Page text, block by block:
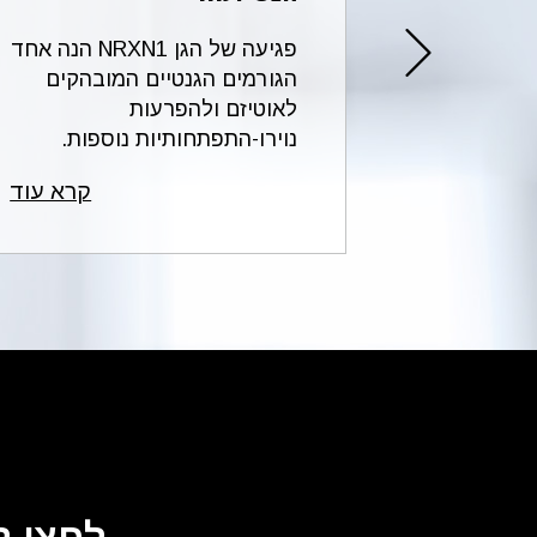
חוסר
על
בחילות
דימומים
וחולשה
פגיעה של הגן NRXN1 הנה אחד
הגורמים הגנטיים המובהקים
לאוטיזם ולהפרעות
נוירו-התפתחותיות נוספות.
קרא עוד